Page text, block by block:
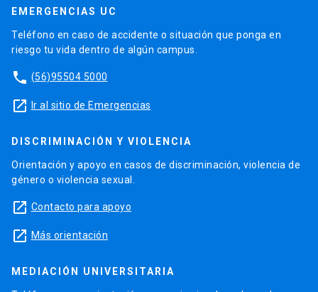
EMERGENCIAS UC
Teléfono en caso de accidente o situación que ponga en
riesgo tu vida dentro de algún campus.
phone (56)95504 5000
launch Ir al sitio de Emergencias
DISCRIMINACIÓN Y VIOLENCIA
Orientación y apoyo en casos de discriminación, violencia de
género o violencia sexual.
launch Contacto para apoyo
launch Más orientación
MEDIACIÓN UNIVERSITARIA